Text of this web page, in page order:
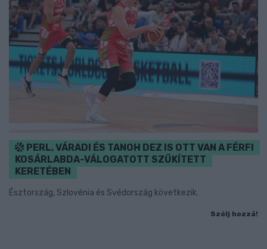
PERL, VÁRADI ÉS TANOH DEZ IS OTT VAN A FÉRFI
KOSÁRLABDA-VÁLOGATOTT SZŰKÍTETT
KERETÉBEN
Észtország, Szlovénia és Svédország következik.
Szólj hozzá!